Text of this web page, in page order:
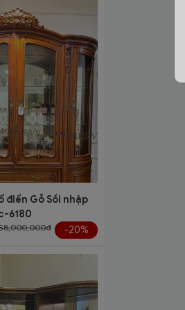
điển Gỗ Sồi nhập
6180
-20%